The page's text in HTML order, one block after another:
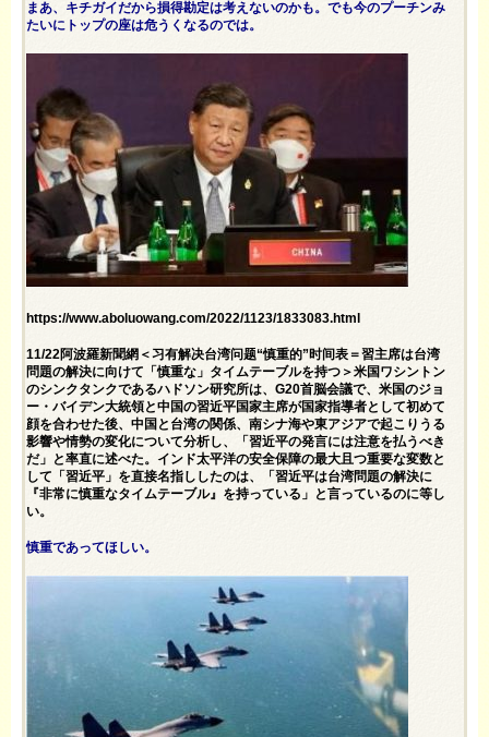
まあ、キチガイだから損得勘定は考えないのかも。でも今のプーチンみ
たいにトップの座は危うくなるのでは。
https://www.aboluowang.com/2022/1123/1833083.html
11/22阿波羅新聞網＜习有解决台湾问题“慎重的”时间表＝習主席は台湾
問題の解決に向けて「慎重な」タイムテーブルを持つ＞米国ワシントン
のシンクタンクであるハドソン研究所は、G20首脳会議で、米国のジョ
ー・バイデン大統領と中国の習近平国家主席が国家指導者として初めて
顔を合わせた後、中国と台湾の関係、南シナ海や東アジアで起こりうる
影響や情勢の変化について分析し、「習近平の発言には注意を払うべき
だ」と率直に述べた。インド太平洋の安全保障の最大且つ重要な変数と
して「習近平」を直接名指ししたのは、「習近平は台湾問題の解決に
『非常に慎重なタイムテーブル』を持っている」と言っているのに等し
い。
慎重であってほしい。